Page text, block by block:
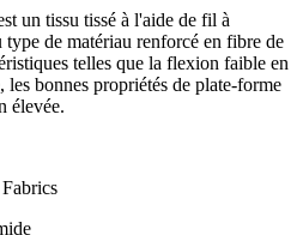
un tissu tissé à l'aide de fil à
de matériau renforcé en fibre de
telles que la flexion faible en
bonnes propriétés de plate-forme
élevée.